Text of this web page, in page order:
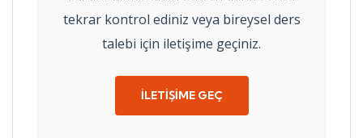
tekrar kontrol ediniz veya bireysel ders
talebi için iletişime geçiniz.
İLETIŞIME GEÇ